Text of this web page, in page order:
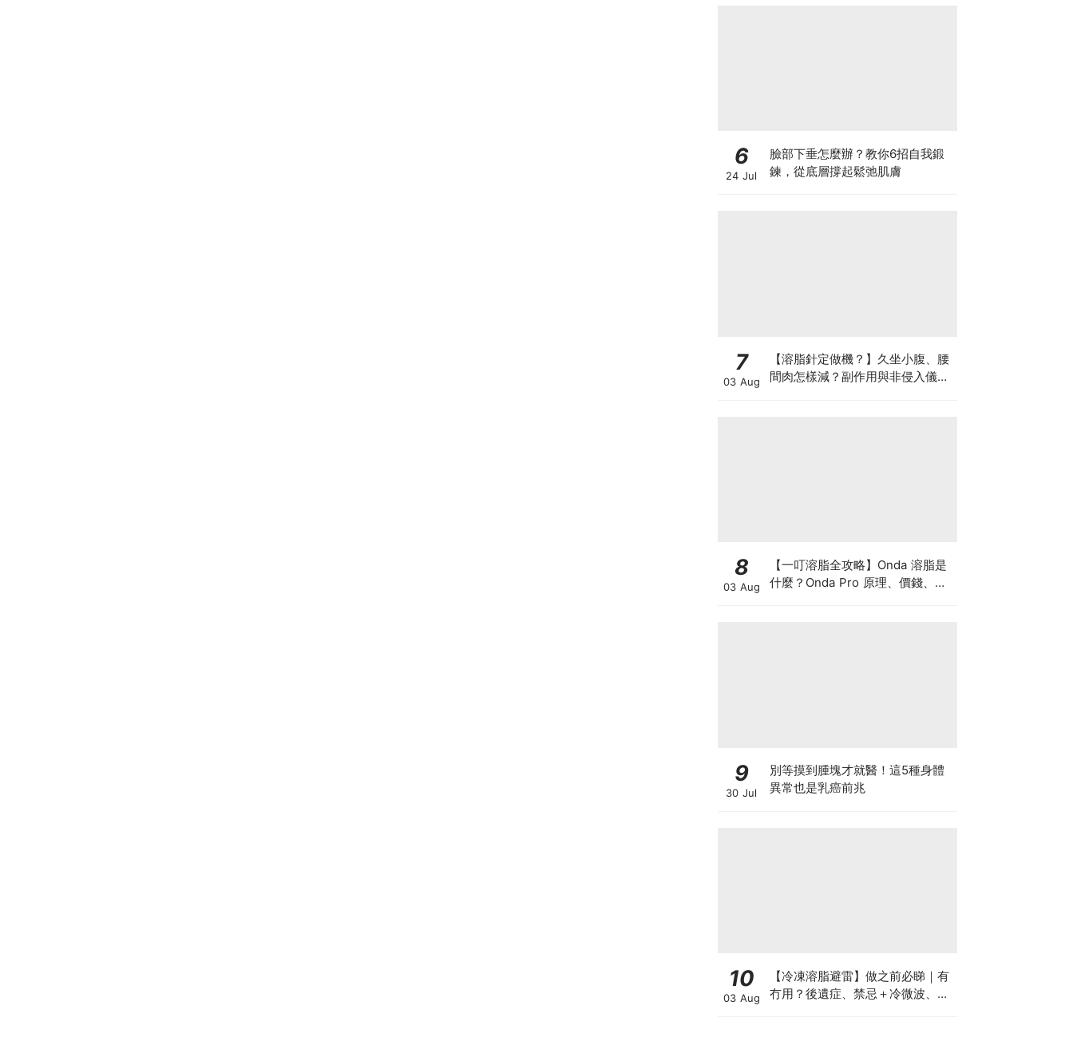
6
24 Jul
臉部下垂怎麼辦？教你6招自我鍛
鍊，從底層撐起鬆弛肌膚
7
03 Aug
【溶脂針定做機？】久坐小腹、腰
間肉怎樣減？副作用與非侵入儀器
8
03 Aug
【一叮溶脂全攻略】Onda 溶脂是
什麼？Onda Pro 原理、價錢、次
9
30 Jul
別等摸到腫塊才就醫！這5種身體
異常也是乳癌前兆
10
03 Aug
【冷凍溶脂避雷】做之前必睇｜有
冇用？後遺症、禁忌＋冷微波、雙